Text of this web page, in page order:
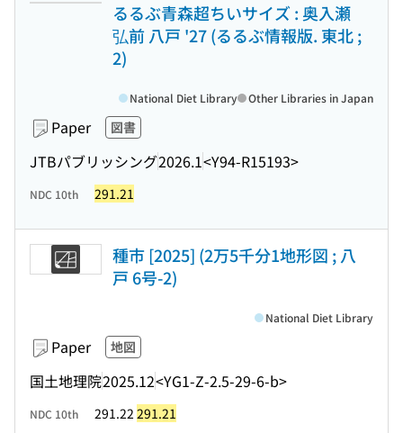
るるぶ青森超ちいサイズ : 奥入瀬
弘前 八戸 '27 (るるぶ情報版. 東北 ;
2)
Paper 図書
JTBパブリッシング2026.1<Y94-R15193>
National Diet Library Other Libraries in Japan
NDC 10th 291.21
種市 [2025] (2万5千分1地形図 ; 八
戸 6号-2)
Paper 地図
国土地理院2025.12<YG1-Z-2.5-29-6-b>
National Diet Library
NDC 10th 291.22 291.21